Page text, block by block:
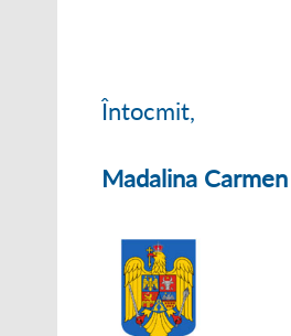
Întocmit,
Madalina